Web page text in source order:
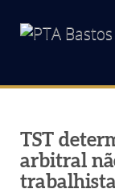
HOME
QUEM SOMOS
ÁREAS DE
TST
arbitral